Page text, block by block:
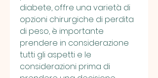
diabete, offre una varietà di
opzioni chirurgiche di perdita
di peso, è importante
prendere in considerazione
tutti gli aspetti e le
considerazioni prima di